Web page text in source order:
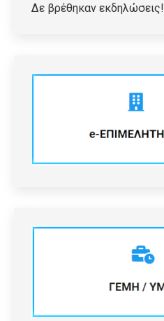
Δε βρέθηκαν εκδηλώσεις!